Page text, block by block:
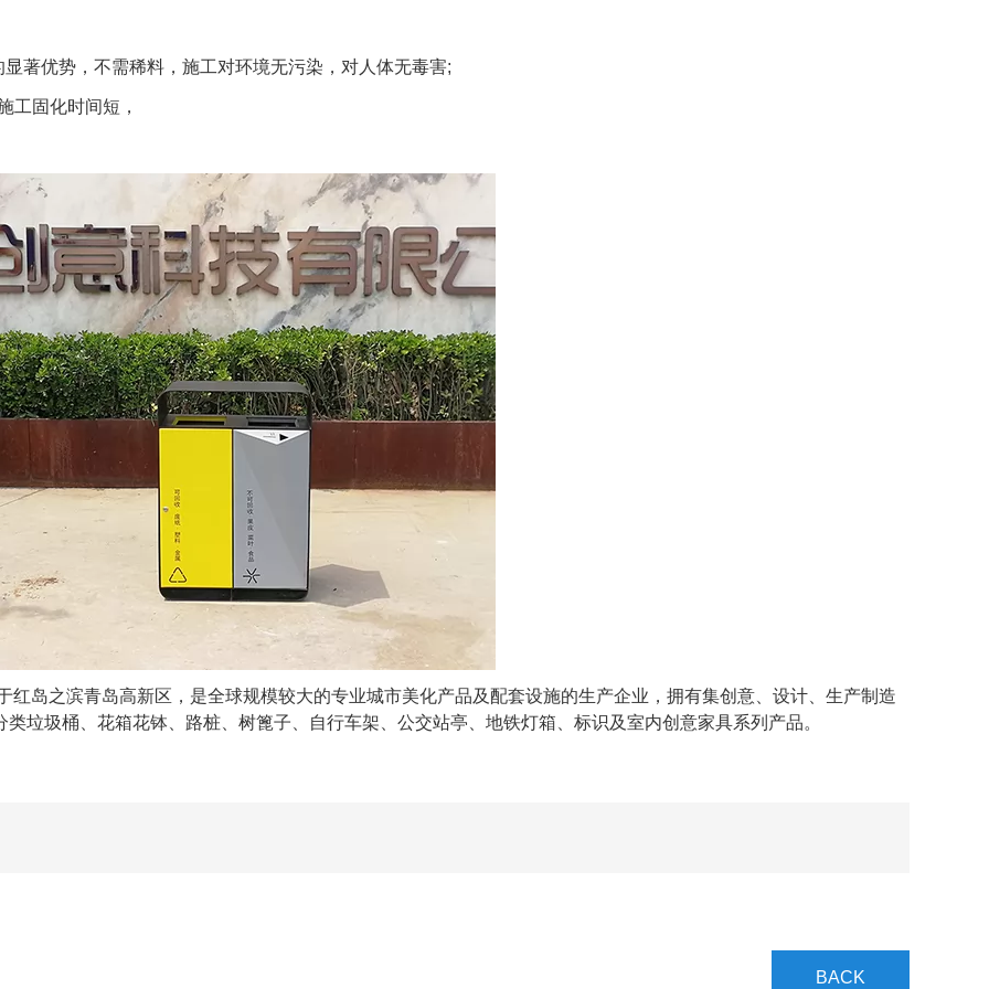
优势，不需稀料，施工对环境无污染，对人体无毒害;
固化时间短，
之滨青岛高新区，是全球规模较大的专业城市美化产品及配套设施的生产企业，拥有集创意、设计、生产制造
垃圾桶、花箱花钵、路桩、树篦子、自行车架、公交站亭、地铁灯箱、标识及室内创意家具系列产品。
BACK